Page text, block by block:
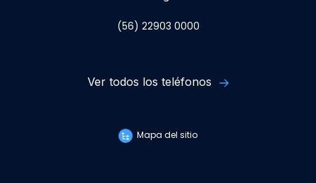
(56) 22903 0000
Ver todos los teléfonos
Mapa del sitio